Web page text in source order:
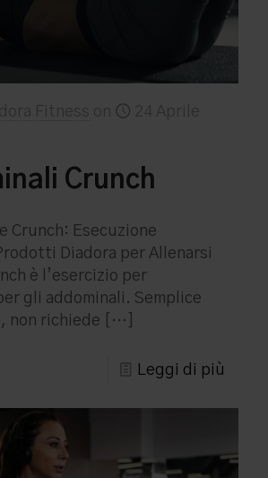
Crunch
Crunch: Esecuzione
Diadora per Allenarsi
è l’esercizio per
gli addominali. Semplice
non richiede […]
Leggi di più